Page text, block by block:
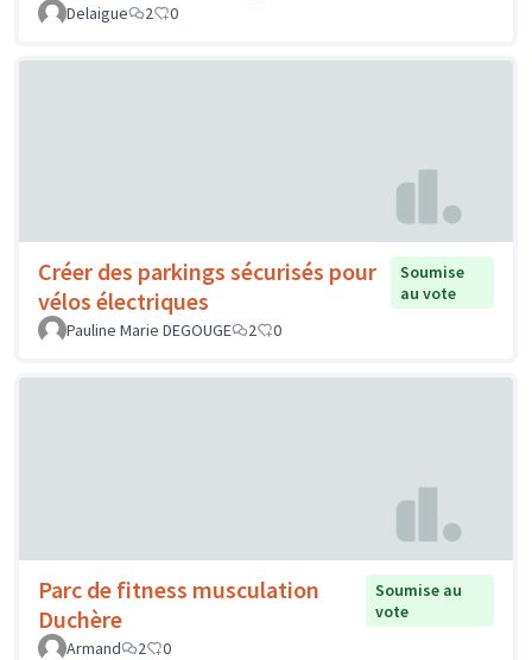
Delaigue
2 0
Créer des parkings sécurisés pour
vélos électriques
Soumise
au vote
Pauline Marie DEGOUGE
2 0
Parc de fitness musculation
Duchère
Soumise au
vote
Armand
2 0